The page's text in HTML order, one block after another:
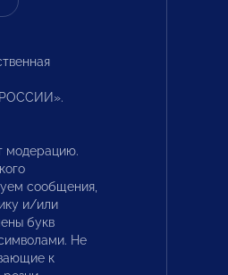
РОССИИ».
модерацию.
сообщения,
и/или
букв
Не
к